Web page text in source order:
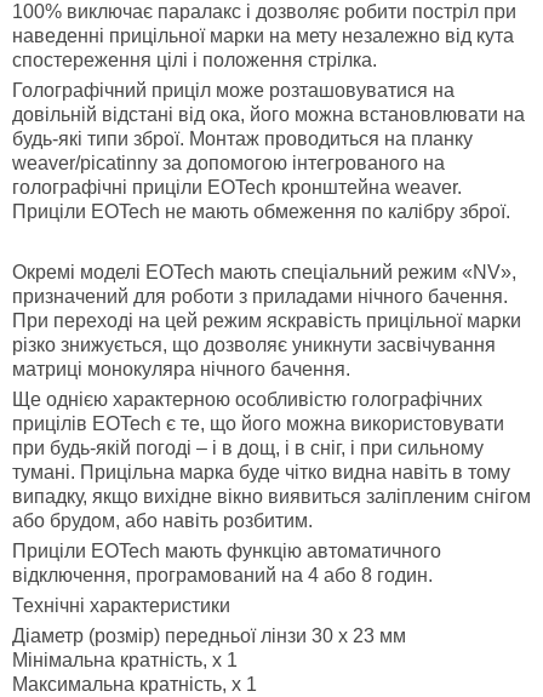
100% виключає паралакс і дозволяє робити постріл при
наведенні прицільної марки на мету незалежно від кута
спостереження цілі і положення стрілка.
Голографічний приціл може розташовуватися на
довільній відстані від ока, його можна встановлювати на
будь-які типи зброї. Монтаж проводиться на планку
weaver/picatinny за допомогою інтегрованого на
голографічні приціли EOTech кронштейна weaver.
Приціли EOTech не мають обмеження по калібру зброї.
Окремі моделі EOTech мають спеціальний режим «NV»,
призначений для роботи з приладами нічного бачення.
При переході на цей режим яскравість прицільної марки
різко знижується, що дозволяє уникнути засвічування
матриці монокуляра нічного бачення.
Ще однією характерною особливістю голографічних
прицілів EOTech є те, що його можна використовувати
при будь-якій погоді – і в дощ, і в сніг, і при сильному
тумані. Прицільна марка буде чітко видна навіть в тому
випадку, якщо вихідне вікно виявиться заліпленим снігом
або брудом, або навіть розбитим.
Приціли EOTech мають функцію автоматичного
відключення, програмований на 4 або 8 годин.
Технічні характеристики
Діаметр (розмір) передньої лінзи 30 х 23 мм
Мінімальна кратність, х 1
Максимальна кратність, х 1